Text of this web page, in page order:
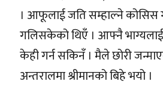
। आफूलाई जति सम्हाल्ने कोसिस
गलिसकेको थिएँ । आफ्नै
केही गर्न सकिनँ । मैले छोरी
अन्तरालमा श्रीमानको बिहे भयो ।